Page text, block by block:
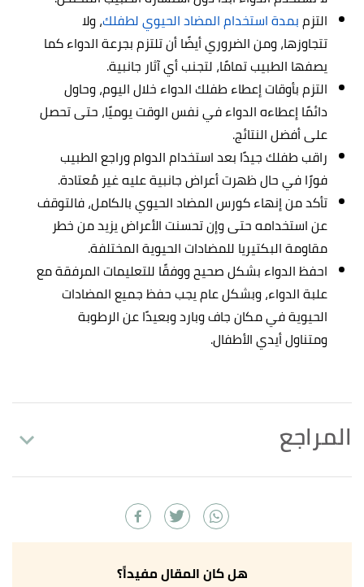
التزمبمدة استخدام المضاد الحيوي لطفلك، ولا
تتجاوزها، ومن الضروري أيضًا أن تلتزم بجرعة الدواء كما
يصفها الطبيب تمامًا، لتجنب أي آثار جانبية.
التزم بأوقات إعطاء طفلك الدواء خلال اليوم، وحاول
دائمًا إعطاءه الدواء في نفس الوقت يوميًا، حتى تحصل
على أفضل النتائج.
راقب طفلك جيدًا بعد استخدام الدوام وراجع الطبيب
فورًا في حال ظهرت أعراض جانبية عليه غير مُعتادة.
تأكد من إنهاء كورس المضاد الحيوي بالكامل، فالتوقف
عن استخدامه حتى وإن تحسنت الأعراض يزيد من خطر
مقاومة البكتيريا للمضادات الحيوية المختلفة.
احفظ الدواء بشكل صحيح ووفقًا للتعليمات المرفقة مع
علبة الدواء، وبشكل عام يجب حفظ جميع المضادات
الحيوية في مكان جاف وبارد وبعيدًا عن الرطوبة
ومتناول أيدي الأطفال.
المراجع
Retrieved 28/1/2024. Edited.
^أبت"Pediatric Dosage Calculations"
,drugguide,
Retrieved 28/1/2024. Edited.
هل كان المقال مفيداً؟